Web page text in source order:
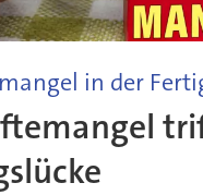
in der